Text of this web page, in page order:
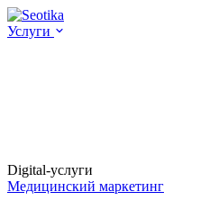
Услуги
Digital-услуги
Медицинский маркетинг